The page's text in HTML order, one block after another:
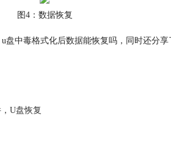
图4：数据恢复
中毒格式化后数据能恢复吗，同时还分
， U盘恢复